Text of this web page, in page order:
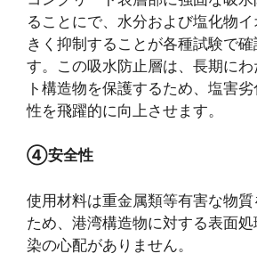
ることにで、水分および塩化物
きく抑制することが各種試験で確
す。この吸水防止層は、長期に
ト構造物を保護するため、塩害
性を飛躍的に向上させます。
④安全性
使用材料は重金属類等有害な物
ため、港湾構造物に対する表面
染の心配がありません。